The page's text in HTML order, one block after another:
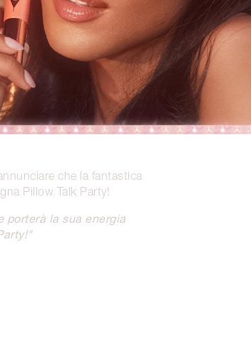
che la fantastica
Pillow Talk Party!
porterà la sua energia